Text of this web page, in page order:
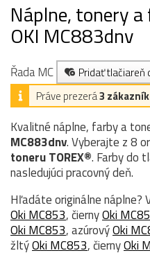
Náplne, tonery
OKI MC883dnv
Řada MC
Pridať tlačiareň
Práve prezerá3
Kvalitné náplne, farby a
MC883dnv. Vyberajte z 8
toneru TOREX®. Farby do
nasledujúci pracovný deň.
Hľadáte originálne náplne?
Oki MC853, čiernyOki
Oki MC853, azúrovýOki
žltýOki MC853, čiernyOki